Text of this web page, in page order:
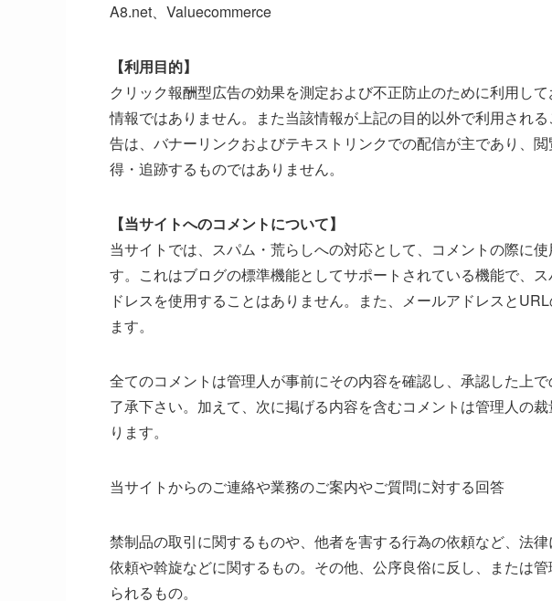
A8.net、Valuecommerce
【利用目的】
クリック報酬型広告の効果を測定および不正防止のために利用し
情報ではありません。また当該情報が上記の目的以外で利用され
告は、バナーリンクおよびテキストリンクでの配信が主であり、
得・追跡するものではありません。
【当サイトへのコメントについて】
当サイトでは、スパム・荒らしへの対応として、コメントの際に
す。これはブログの標準機能としてサポートされている機能で、
ドレスを使用することはありません。また、メールアドレスと
ます。
全てのコメントは管理人が事前にその内容を確認し、承認した上
了承下さい。加えて、次に掲げる内容を含むコメントは管理人の
ります。
当サイトからのご連絡や業務のご案内やご質問に対する回答
禁制品の取引に関するものや、他者を害する行為の依頼など、法
依頼や斡旋などに関するもの。その他、公序良俗に反し、または
られるもの。